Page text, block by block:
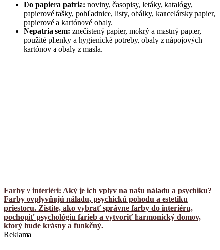
Do papiera patria: noviny, časopisy, letáky, katalógy,
papierové tašky, pohľadnice, listy, obálky, kancelársky papier,
papierové a kartónové obaly.
Nepatria sem: znečistený papier, mokrý a mastný papier,
použité plienky a hygienické potreby, obaly z nápojových
kartónov a obaly z masla.
Farby v interiéri: Aký je ich vplyv na našu náladu a psychiku?
Farby ovplyvňujú náladu, psychickú pohodu a estetiku
priestoru. Zistite, ako vybrať správne farby do interiéru,
pochopiť psychológiu farieb a vytvoriť harmonický domov,
ktorý bude krásny a funkčný.
Reklama